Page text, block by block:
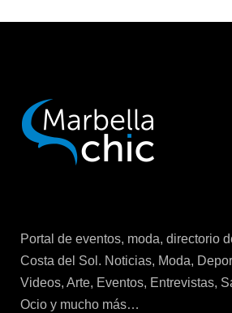
Portal de eventos, moda, directorio
Costa del Sol. Noticias, Moda,
Videos, Arte, Eventos, Entrevistas,
Ocio y mucho más…